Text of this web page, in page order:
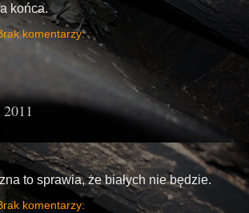
końca.
komentarzy:
to sprawia, że białych nie będzie.
komentarzy: